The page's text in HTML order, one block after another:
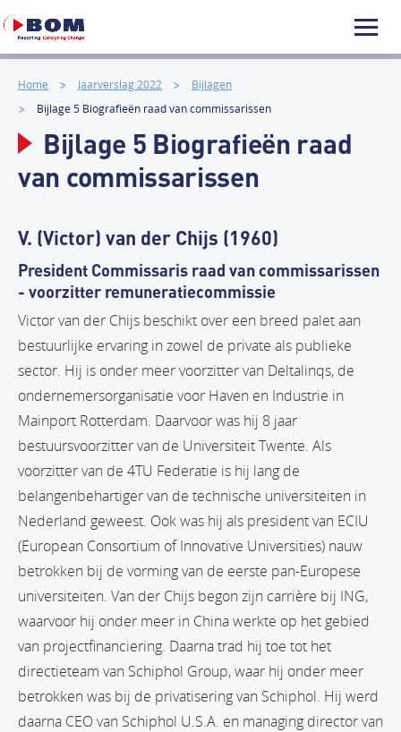
Home Jaarverslag 2022
Bijlagen
Bijlage 5 Biografieën raad van commissarissen
Bijlage 5 Biografieën raad
van commissarissen
V. (Victor) van der Chijs (1960)
President Commissaris raad van commissarissen
- voorzitter remuneratiecommissie
Victor van der Chijs beschikt over een breed palet aan
bestuurlijke ervaring in zowel de private als publieke
sector. Hij is onder meer voorzitter van Deltalinqs, de
ondernemersorganisatie voor Haven en Industrie in
Mainport Rotterdam. Daarvoor was hij 8 jaar
bestuursvoorzitter van de Universiteit Twente. Als
voorzitter van de 4TU Federatie is hij lang de
belangenbehartiger van de technische universiteiten in
Nederland geweest. Ook was hij als president van ECIU
(European Consortium of Innovative Universities) nauw
betrokken bij de vorming van de eerste pan-Europese
universiteiten. Van der Chijs begon zijn carrière bij ING,
waarvoor hij onder meer in China werkte op het gebied
van projectfinanciering. Daarna trad hij toe tot het
directieteam van Schiphol Group, waar hij onder meer
betrokken was bij de privatisering van Schiphol. Hij werd
daarna CEO van Schiphol U.S.A. en managing director van